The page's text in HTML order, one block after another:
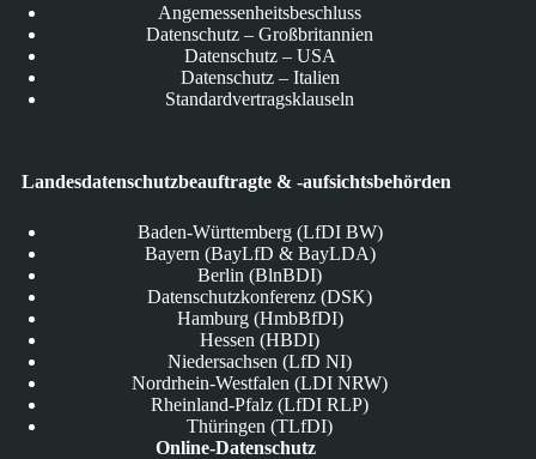
Angemessenheitsbeschluss
Datenschutz – Großbritannien
Datenschutz – USA
Datenschutz – Italien
Standardvertragsklauseln
Landesdatenschutzbeauftragte & -aufsichtsbehörden
Baden-Württemberg (LfDI BW)
Bayern (BayLfD & BayLDA)
Berlin (BlnBDI)
Datenschutzkonferenz (DSK)
Hamburg (HmbBfDI)
Hessen (HBDI)
Niedersachsen (LfD NI)
Nordrhein-Westfalen (LDI NRW)
Rheinland-Pfalz (LfDI RLP)
Thüringen (TLfDI)
Online-Datenschutz